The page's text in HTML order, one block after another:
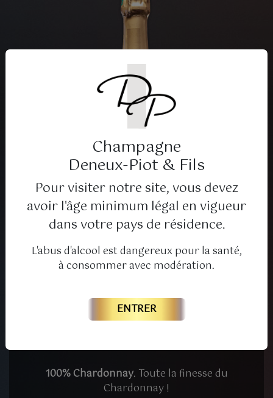
Champagne Blanc de
Blancs
100% Chardonnay. Toute la finesse du
Chardonnay !
Champagne
Deneux-Piot & Fils
Pour visiter notre site, vous devez
avoir l'âge minimum légal en vigueur
dans votre pays de résidence.
L'abus d'alcool est dangereux pour la santé,
à consommer avec modération.
ENTRER